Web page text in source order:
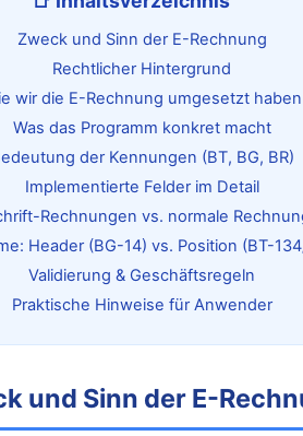
Zweck und Sinn der E-Rechnung
Rechtlicher Hintergrund
wir die E-Rechnung umgesetzt haben
Was das Programm konkret macht
der Kennungen (BT, BG, BR)
Implementierte Felder im Detail
Rechnungen vs. normale
Header (BG-14) vs. Position (BT-
Validierung & Geschäftsregeln
Praktische Hinweise für Anwender
und Sinn der E-